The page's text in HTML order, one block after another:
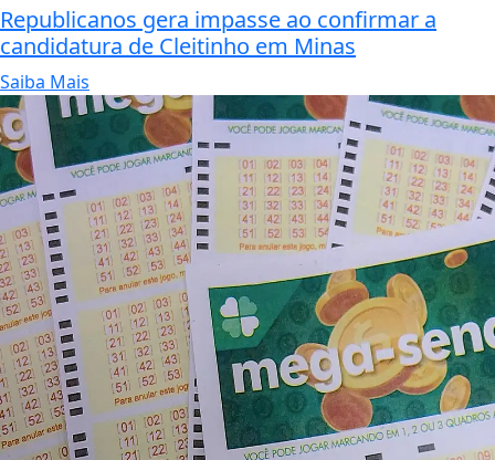
Republicanos gera impasse ao confirmar a
candidatura de Cleitinho em Minas
Saiba Mais